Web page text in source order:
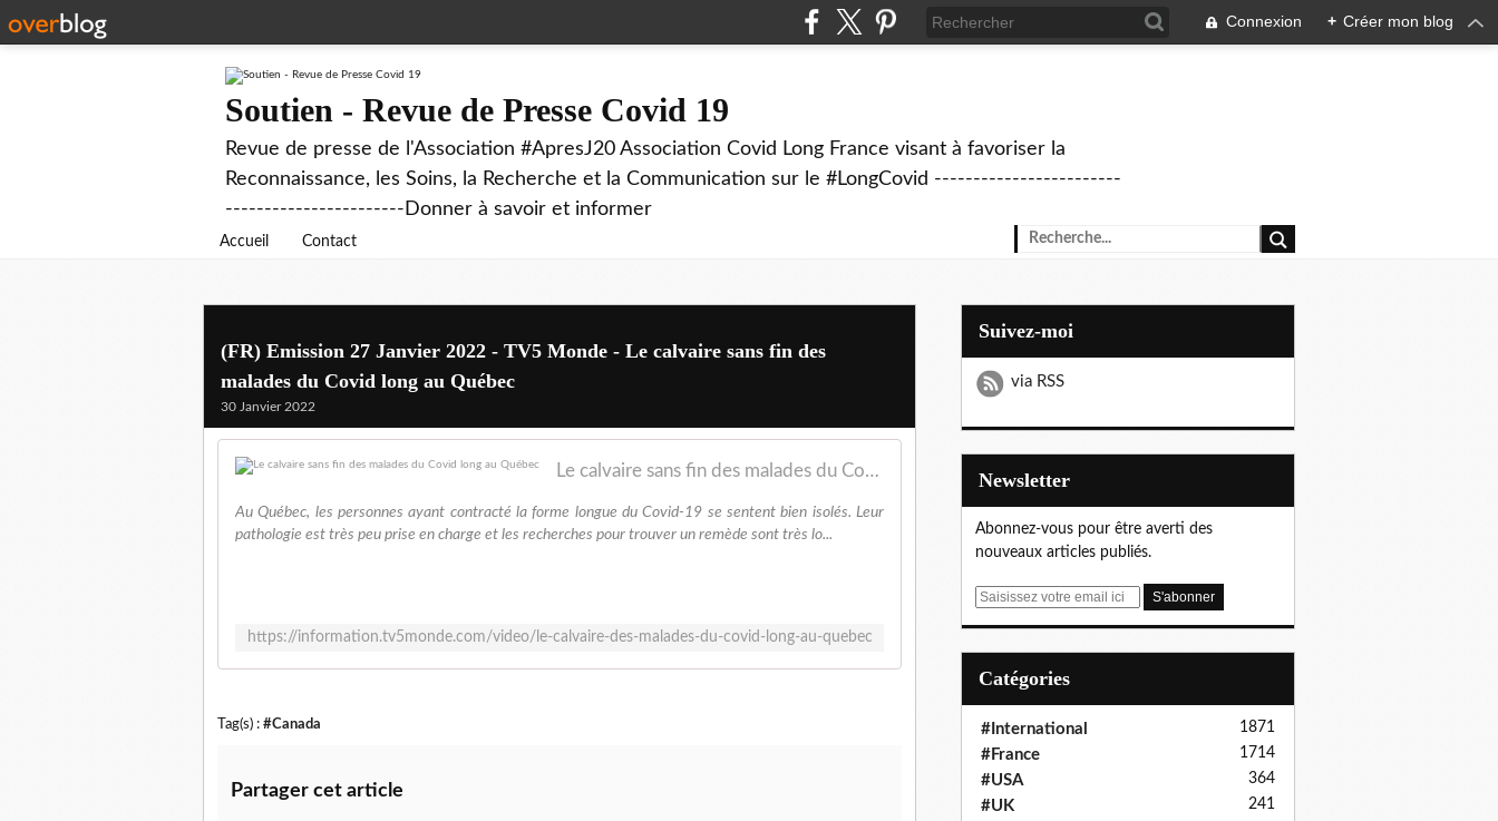
Connexion + Créer mon blog
Soutien - Revue de Presse Covid 19
Revue de presse de l'Association #ApresJ20 Association Covid Long France visant à favoriser la
Reconnaissance, les Soins, la Recherche et la Communication sur le #LongCovid ------------------------
-----------------------Donner à savoir et informer
Accueil Contact
(FR) Emission 27 Janvier 2022 - TV5 Monde - Le calvaire sans fin des
malades du Covid long au Québec
30 Janvier 2022
Le calvaire sans fin des malades du Covid long au Québec
Au Québec, les personnes ayant contracté la forme longue du Covid-19 se sentent bien isolés. Leur
pathologie est très peu prise en charge et les recherches pour trouver un remède sont très lo...
https://information.tv5monde.com/video/le-calvaire-des-malades-du-covid-long-au-quebec
Tag(s) : #Canada
Partager cet article
Suivez-moi
via RSS
Newsletter
Abonnez-vous pour être averti des
nouveaux articles publiés.
E
Catégories
#International 1871
#France 1714
#USA 364
#UK 241